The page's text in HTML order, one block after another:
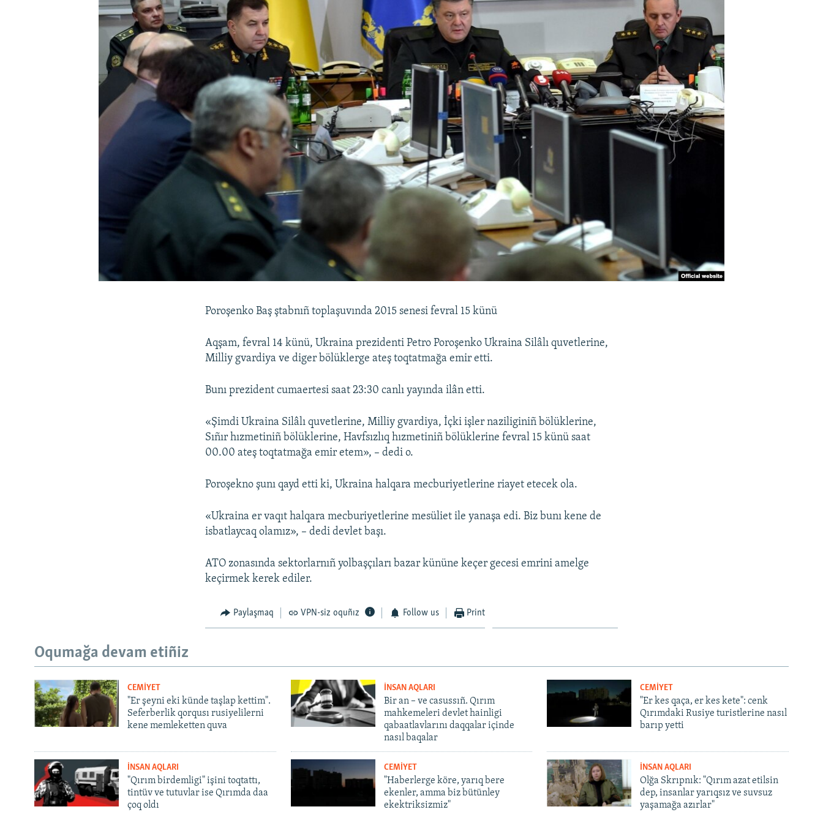
Poroşenko Baş ştabnıñ toplaşuvında 2015 senesi fevral 15 künü
Aqşam, fevral 14 künü, Ukraina prezidenti Petro Poroşenko Ukraina Silâlı quvetlerine,
Milliy gvardiya ve diger bölüklerge ateş toqtatmağa emir etti.
Bunı prezident cumaertesi saat 23:30 canlı yayında ilân etti.
«Şimdi Ukraina Silâlı quvetlerine, Milliy gvardiya, İçki işler naziliginiñ bölüklerine,
Sıñır hızmetiniñ bölüklerine, Havfsızlıq hızmetiniñ bölüklerine fevral 15 künü saat
00.00 ateş toqtatmağa emir etem», – dedi o.
Poroşekno şunı qayd etti ki, Ukraina halqara mecburiyetlerine riayet etecek ola.
«Ukraina er vaqıt halqara mecburiyetlerine mesüliet ile yanaşa edi. Biz bunı kene de
isbatlaycaq olamız», – dedi devlet başı.
ATO zonasında sektorlarnıñ yolbaşçıları bazar kününe keçer gecesi emrini amelge
keçirmek kerek ediler.
Paylaşmaq VPN-siz oquñız Follow us Print
Oqumağa devam etiñiz
CEMİYET
"Er şeyni eki künde taşlap kettim".
Seferberlik qorqusı rusiyelilerni
kene memleketten quva
İNSAN AQLARI
Bir an – ve casussıñ. Qırım
mahkemeleri devlet hainligi
qabaatlavlarını daqqalar içinde
nasıl baqalar
CEMİYET
"Er kes qaça, er kes kete": cenk
Qırımdaki Rusiye turistlerine nasıl
barıp yetti
İNSAN AQLARI
"Qırım birdemligi" işini toqtattı,
tintüv ve tutuvlar ise Qırımda daa
çoq oldı
CEMİYET
"Haberlerge köre, yarıq bere
ekenler, amma biz bütünley
ekektriksizmiz"
İNSAN AQLARI
Olğa Skrıpnık: "Qırım azat etilsin
dep, insanlar yarıqsız ve suvsuz
yaşamağa azırlar"